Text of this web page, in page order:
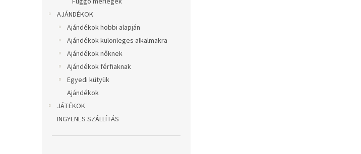
AJÁNDÉKOK
Ajándékok hobbi alapján
Ajándékok különleges alkalmakra
Ajándékok nőknek
Ajándékok férfiaknak
Egyedi kütyük
Ajándékok
JÁTÉKOK
INGYENES SZÁLLÍTÁS